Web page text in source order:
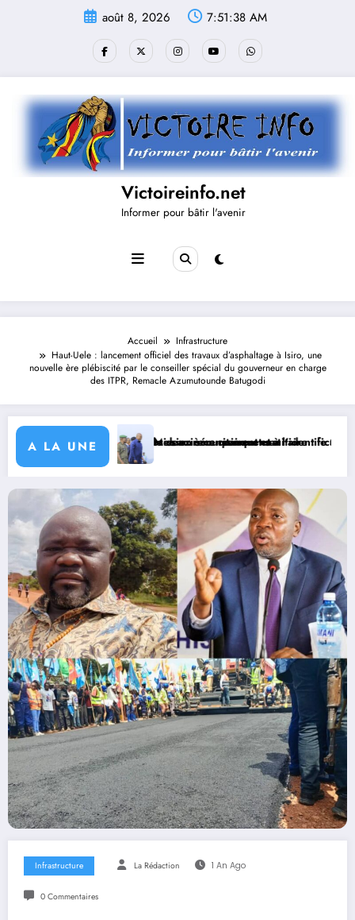
août 8, 2026 7:51:38 AM
Victoireinfo.net
Informer pour bâtir l'avenir
Accueil
Infrastructure
Haut-Uele : lancement officiel des travaux d’asphaltage à Isiro, une
nouvelle ère plébiscité par le conseiller spécial du gouverneur en charge
des ITPR, Remacle Azumutounde Batugodi
A LA UNE
le deuxième quinquennat
au recensement et à l’identification de la population en
Mission sécuritaire et sanitaire : le Gouverneur Jean Bakomito à
Infrastructure La Rédaction 1 An Ago
0 Commentaires